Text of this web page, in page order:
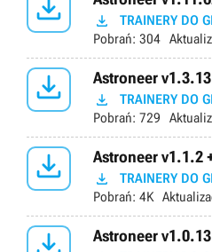
 TRAINERY DO
Pobrań: 304
 Astroneer
 TRAINERY DO
Pobrań: 729
 Astroneer v1.1.2
 TRAINERY DO
Pobrań: 4K
Astroneer